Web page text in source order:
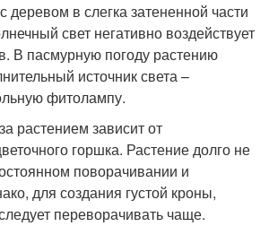
деревом в слегка затененной части
свет негативно воздействует
В пасмурную погоду растению
источник света –
фитолампу.
растением зависит от
горшка. Растение долго не
поворачивании и
для создания густой кроны,
переворачивать чаще.